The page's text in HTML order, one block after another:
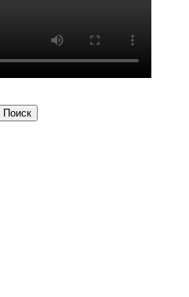
Поиск